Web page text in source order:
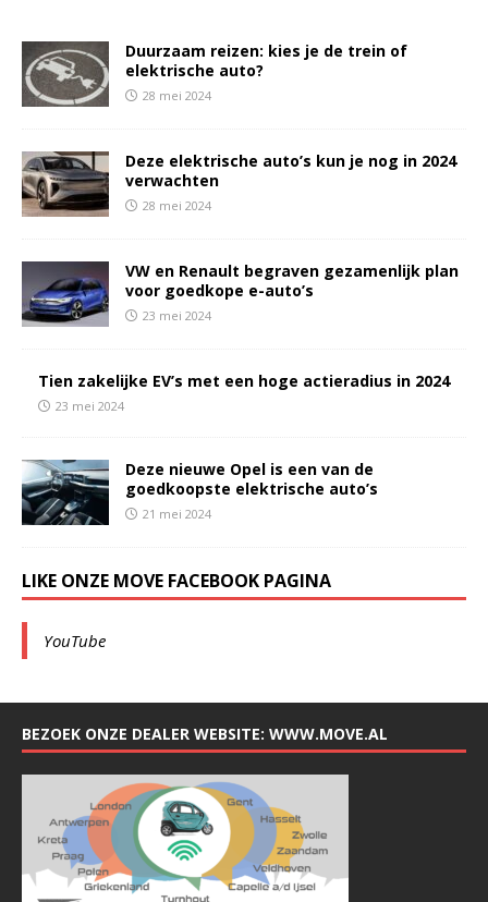
Duurzaam reizen: kies je de trein of
elektrische auto?
28 mei 2024
Deze elektrische auto’s kun je nog in 2024
verwachten
28 mei 2024
VW en Renault begraven gezamenlijk plan
voor goedkope e-auto’s
23 mei 2024
Tien zakelijke EV’s met een hoge actieradius in 2024
23 mei 2024
Deze nieuwe Opel is een van de
goedkoopste elektrische auto’s
21 mei 2024
LIKE ONZE MOVE FACEBOOK PAGINA
YouTube
BEZOEK ONZE DEALER WEBSITE: WWW.MOVE.AL